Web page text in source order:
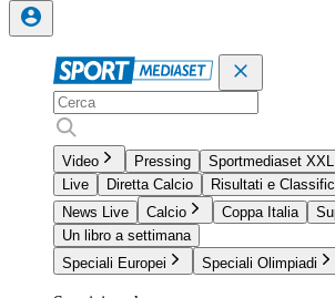
Video Pressing Sportmediaset XXL
Live
Diretta Calcio
Risultati e
News Live
Calcio Coppa Italia
Un libro a settimana
Speciali Europei
Speciali Olimpiadi